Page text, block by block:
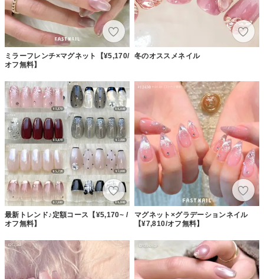
ミラーフレンチ×マグネット【¥5,170/
オフ無料】
冬のオススメネイル
最新トレンド♪定額コース【¥5,170~ /
オフ無料】
マグネット×グラデーションネイル
【¥7,810/オフ無料】